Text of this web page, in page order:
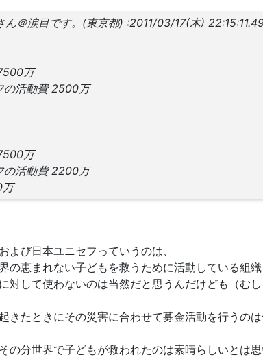
ん＠涙目です。(東京都) :2011/03/17(木)
万
の活動費 2500万
万
の活動費 2200万
万
よび日本ユニセフっていうのは、
の恵まれない子どもを救うために活動している組
対して使わないのは当然だと思うんだけども（む
きたときにその災害に合わせて募金活動を行うのは
の分世界で子どもが救われたのは素晴らしいとは思